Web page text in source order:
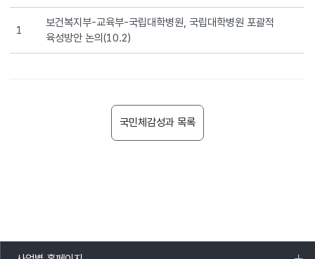
1
보건복지부-교육부-국립대학병원, 국립대학병원 포괄적
육성방안 논의(10.2)
국민체감성과 목록